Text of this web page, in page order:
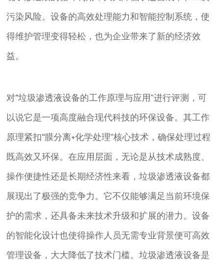
污染风险。设备的高效处理能力和智能控制系统，使
得维护管理变得轻松，也为企业带来了新的经济效
益。
对“垃圾渗透液设备的工作原理与应用”进行评测，可
以说它是一项高度融合现代科技的环保设备。其工作
原理紧扣“膜分离+化学处理”核心技术，确保处理过程
既高效又环保。在应用层面，无论是从技术成熟度、
操作便捷性还是长期经济性来看，垃圾渗透液设备都
展现出了极强的竞争力。它不仅能够满足当前环境保
护的需求，还具备未来技术升级和扩展的潜力。设备
的智能化设计也使得操作人员无需专业背景便可高效
管理设备，大大降低了技术门槛。垃圾渗透液设备是